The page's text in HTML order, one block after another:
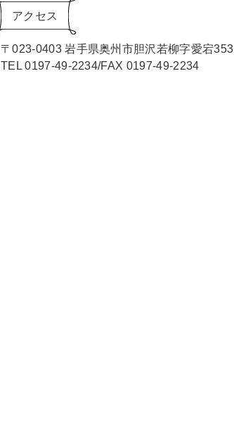
アクセス
〒023-0403 岩手県奥州市胆沢若柳字愛宕353
TEL 0197-49-2234/FAX 0197-49-2234